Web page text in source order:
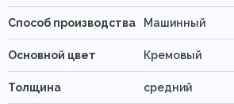
Способ производства Машинный
Основной цвет Кремовый
Толщина средний